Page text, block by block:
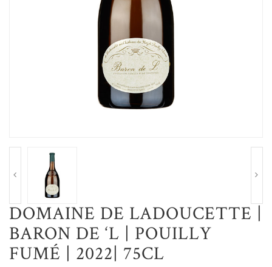
DOMAINE DE LADOUCETTE |
BARON DE ‘L | POUILLY
FUMÉ | 2022| 75CL